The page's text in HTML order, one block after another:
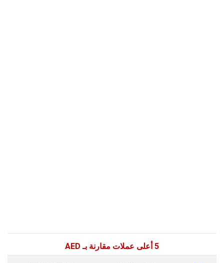
5 أعلى عملات مقارنة بـ AED